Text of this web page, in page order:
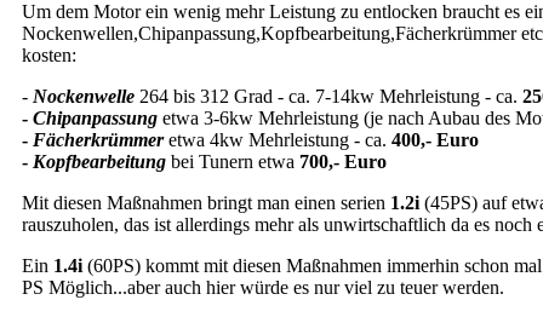
Um dem Motor ein wenig mehr Leistung zu entlocken braucht es
Nockenwellen,Chipanpassung,Kopfbearbeitung,Fächerkrümmer
kosten:
- Nockenwelle 264 bis 312 Grad - ca. 7-14kw Mehrleistung - ca.
- Chipanpassung etwa 3-6kw Mehrleistung (je nach Aubau des
- Fächerkrümmeretwa 4kw Mehrleistung - ca. 400,- Euro
- Kopfbearbeitung bei Tunern etwa 700,- Euro
Mit diesen Maßnahmen bringt man einen serien 1.2i (45PS) auf
rauszuholen, das ist allerdings mehr als unwirtschaftlich da es
Ein 1.4i (60PS) kommt mit diesen Maßnahmen immerhin schon
PS Möglich...aber auch hier würde es nur viel zu teuer werden.